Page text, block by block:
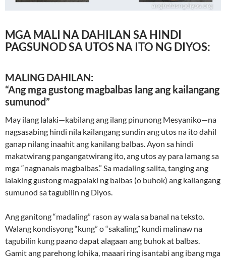
MGA MALI NA DAHILAN SA HINDI
PAGSUNOD SA UTOS NA ITO NG DIYOS:
MALING DAHILAN:
“Ang mga gustong magbalbas lang ang kailangang
sumunod”
May ilang lalaki—kabilang ang ilang pinunong Mesyaniko—na
nagsasabing hindi nila kailangang sundin ang utos na ito dahil
ganap nilang inaahit ang kanilang balbas. Ayon sa hindi
makatwirang pangangatwirang ito, ang utos ay para lamang sa
mga “nagnanais magbalbas.” Sa madaling salita, tanging ang
lalaking gustong magpalaki ng balbas (o buhok) ang kailangang
sumunod sa tagubilin ng Diyos.
Ang ganitong “madaling” rason ay wala sa banal na teksto.
Walang kondisyong “kung” o “sakaling,” kundi malinaw na
tagubilin kung paano dapat alagaan ang buhok at balbas.
Gamit ang parehong lohika, maaari ring isantabi ang ibang mga